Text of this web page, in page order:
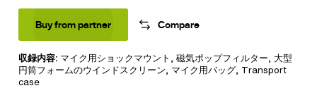
収録内容: ​​​​​​​マイク用ショックマウント , 磁気ポップフィルター, 大型
円筒フォームのウインドスクリーン, マイク用バッグ, Transport
case
Buy from partner Compare